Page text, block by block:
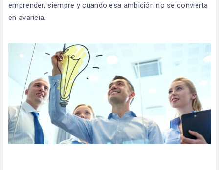
emprender, siempre y cuando esa ambición no se convierta
en avaricia.